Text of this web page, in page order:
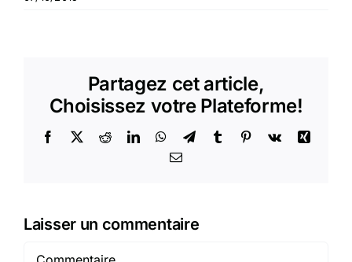
Partagez cet article,
Choisissez votre Plateforme!
Facebook
X RedditLinkedInWhatsApp
TelegramTumblr Pinterest
Vk
Xing
Email
Laisser un commentaire
Commentaire